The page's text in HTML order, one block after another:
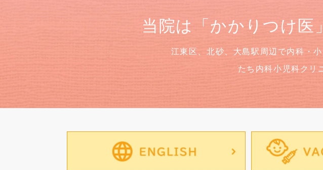
当院は「かかりつけ医
江東区、北砂、大島駅周辺で内科・
たち内科小児科クリ